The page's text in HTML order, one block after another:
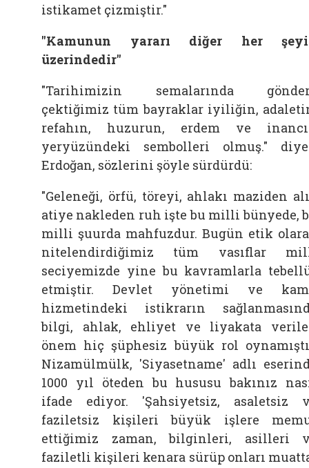
istikamet çizmiştir."
"Kamunun yararı diğer her
üzerindedir"
"Tarihimizin semalarında
çektiğimiz tüm bayraklar iyiliğin,
refahın, huzurun, erdem ve
yeryüzündeki sembolleri olmuş."
Erdoğan, sözlerini şöyle sürdürdü:
"Geleneği, örfü, töreyi, ahlakı maziden
atiye nakleden ruh işte bu milli bünyede,
milli şuurda mahfuzdur. Bugün etik
nitelendirdiğimiz tüm vasıflar
seciyemizde yine bu kavramlarla
etmiştir. Devlet yönetimi ve
hizmetindeki istikrarın
bilgi, ahlak, ehliyet ve liyakata
önem hiç şüphesiz büyük rol
Nizamülmülk, 'Siyasetname' adlı
1000 yıl öteden bu hususu bakınız
ifade ediyor. 'Şahsiyetsiz, asaletsiz
faziletsiz kişileri büyük işlere
ettiğimiz zaman, bilginleri, asilleri
faziletli kişileri kenara sürüp onları